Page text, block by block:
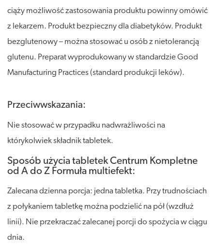
ciąży możliwość zastosowania produktu powinny omówić
z lekarzem. Produkt bezpieczny dla diabetyków. Produkt
bezglutenowy – można stosować u osób z nietolerancją
glutenu. Preparat wyprodukowany w standardzie Good
Manufacturing Practices (standard produkcji leków).
Przeciwwskazania:
Nie stosować w przypadku nadwrażliwości na
którykolwiek składnik tabletek.
Sposób użycia tabletek Centrum Kompletne
od A do Z Formuła multiefekt:
Zalecana dzienna porcja: jedna tabletka. Przy trudnościach
z połykaniem tabletkę można podzielić na pół (wzdłuż
linii). Nie przekraczać zalecanej porcji do spożycia w ciągu
dnia.